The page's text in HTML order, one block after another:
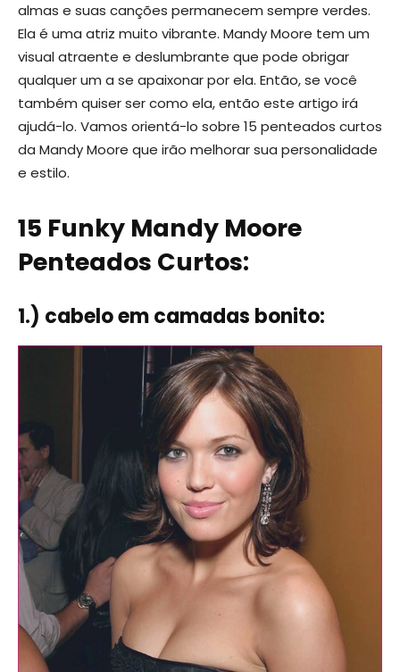
almas e suas canções permanecem sempre verdes.
Ela é uma atriz muito vibrante. Mandy Moore tem um
visual atraente e deslumbrante que pode obrigar
qualquer um a se apaixonar por ela. Então, se você
também quiser ser como ela, então este artigo irá
ajudá-lo. Vamos orientá-lo sobre 15 penteados curtos
da Mandy Moore que irão melhorar sua personalidade
e estilo.
15 Funky Mandy Moore
Penteados Curtos:
1.) cabelo em camadas bonito: